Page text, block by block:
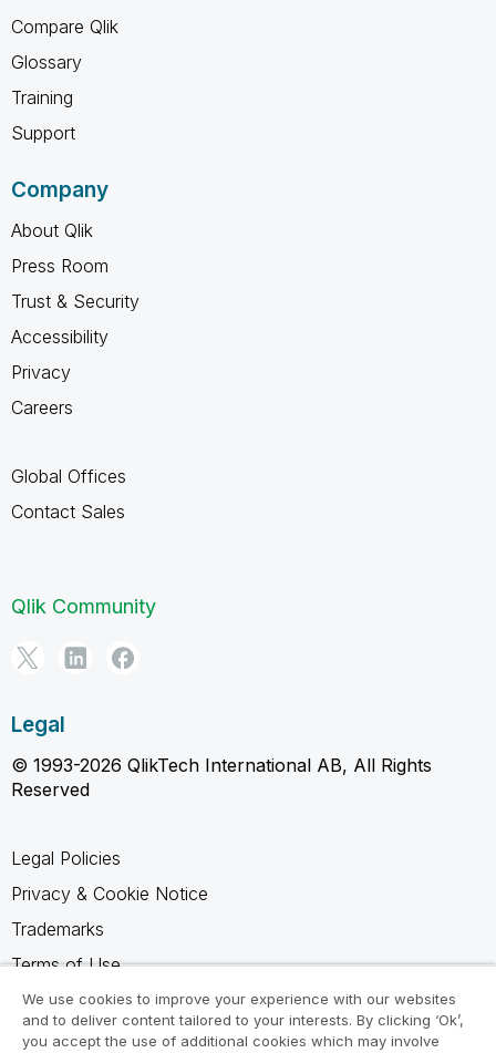
Compare Qlik
Glossary
Training
Support
Company
About Qlik
Press Room
Trust & Security
Accessibility
Privacy
Careers
Global Offices
Contact Sales
Qlik Community
Legal
© 1993-2026 QlikTech International AB, All Rights
Reserved
Legal Policies
Privacy & Cookie Notice
Trademarks
Terms of Use
Legal Agreements
Product Terms
We use cookies to improve your experience with our websites
and to deliver content tailored to your interests. By clicking ‘Ok’,
you accept the use of additional cookies which may involve